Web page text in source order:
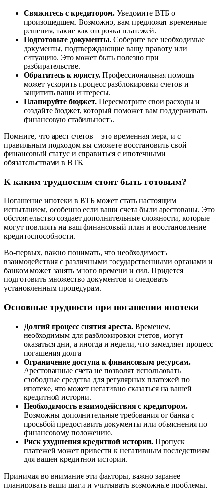
Свяжитесь с кредитором. Уведомите ВТБ о
произошедшем. Возможно, вам предложат временные
решения, такие как отсрочка платежей.
Подготовьте документы. Соберите все необходимые
документы, подтверждающие вашу правоту или
ситуацию. Это может быть полезно при
разбирательстве.
Обратитесь к юристу. Профессиональная помощь
может ускорить процесс разблокировки счетов и
защитить ваши интересы.
Планируйте бюджет. Пересмотрите свои расходы и
создайте бюджет, который поможет вам поддерживать
финансовую стабильность.
Помните, что арест счетов – это временная мера, и с
правильным подходом вы сможете восстановить свой
финансовый статус и справиться с ипотечными
обязательствами в ВТБ.
К каким трудностям стоит быть готовым?
Погашение ипотеки в ВТБ может стать настоящим
испытанием, особенно если ваши счета были арестованы. Это
обстоятельство создает дополнительные сложности, которые
могут повлиять на ваш финансовый план и восстановление
кредитоспособности.
Во-первых, важно понимать, что необходимость
взаимодействия с различными государственными органами и
банком может занять много времени и сил. Придется
подготовить множество документов и следовать
установленным процедурам.
Основные трудности при погашении ипотеки
Долгий процесс снятия ареста. Временем,
необходимым для разблокировки счетов, могут
оказаться дни, а иногда и недели, что замедляет процесс
погашения долга.
Ограничение доступа к финансовым ресурсам.
Арестованные счета не позволят использовать
свободные средства для регулярных платежей по
ипотеке, что может негативно сказаться на вашей
кредитной истории.
Необходимость взаимодействия с кредитором.
Возможны дополнительные требования от банка с
просьбой предоставить документы или объяснения по
финансовому положению.
Риск ухудшения кредитной истории. Пропуск
платежей может привести к негативным последствиям
для вашей кредитной истории.
Принимая во внимание эти факторы, важно заранее
планировать ваши шаги и учитывать возможные проблемы,